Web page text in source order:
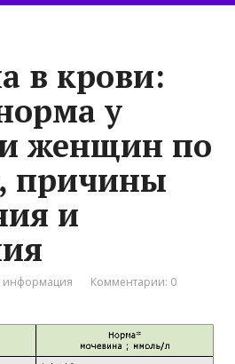
в крови:
у
женщин по
причины
и
информация Комментарии: 0